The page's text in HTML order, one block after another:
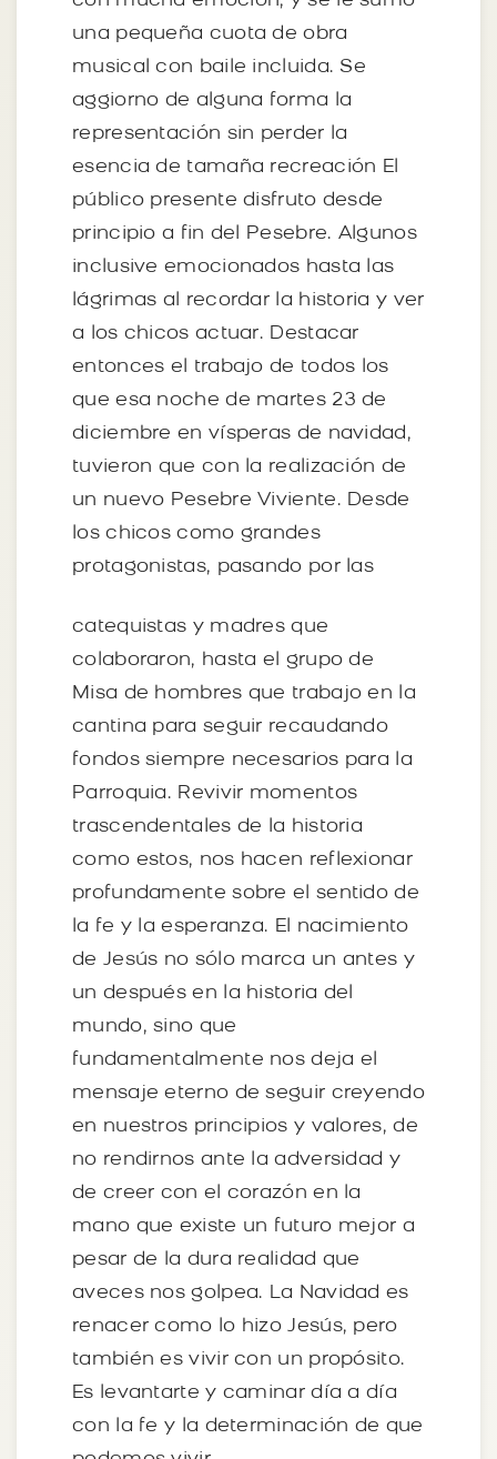
una pequeña cuota de obra
musical con baile incluida. Se
aggiorno de alguna forma la
representación sin perder la
esencia de tamaña recreación El
público presente disfruto desde
principio a fin del Pesebre. Algunos
inclusive emocionados hasta las
lágrimas al recordar la historia y ver
a los chicos actuar. Destacar
entonces el trabajo de todos los
que esa noche de martes 23 de
diciembre en vísperas de navidad,
tuvieron que con la realización de
un nuevo Pesebre Viviente. Desde
los chicos como grandes
protagonistas, pasando por las
catequistas y madres que
colaboraron, hasta el grupo de
Misa de hombres que trabajo en la
cantina para seguir recaudando
fondos siempre necesarios para la
Parroquia. Revivir momentos
trascendentales de la historia
como estos, nos hacen reflexionar
profundamente sobre el sentido de
la fe y la esperanza. El nacimiento
de Jesús no sólo marca un antes y
un después en la historia del
mundo, sino que
fundamentalmente nos deja el
mensaje eterno de seguir creyendo
en nuestros principios y valores, de
no rendirnos ante la adversidad y
de creer con el corazón en la
mano que existe un futuro mejor a
pesar de la dura realidad que
aveces nos golpea. La Navidad es
renacer como lo hizo Jesús, pero
también es vivir con un propósito.
Es levantarte y caminar día a día
con la fe y la determinación de que